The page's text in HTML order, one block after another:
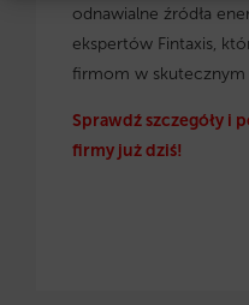
odnawialne źródła
ekspertów Fintaxis,
firmom w skutecznym
Sprawdź szczegóły i
firmy już dziś!